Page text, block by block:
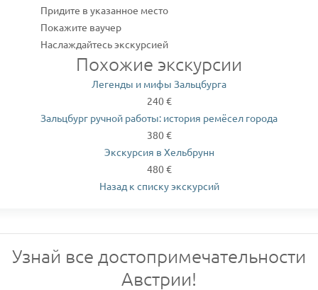
Придите в указанное место
Покажите ваучер
Наслаждайтесь экскурсией
Похожие экскурсии
Легенды и мифы Зальцбурга
240 €
Зальцбург ручной работы: история ремёсел города
380 €
Экскурсия в Хельбрунн
480 €
Назад к списку экскурсий
Узнай все достопримечательности
Австрии!